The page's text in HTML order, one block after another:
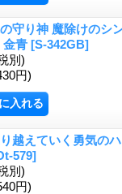
守り神 魔除けのシ
青 [S-342GB]
別)
円)
り越えていく勇気の
579]
別)
円)